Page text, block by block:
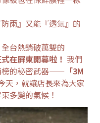
雨』又能『透氣』的
台熱銷破萬雙的
在屏東開幕啦！ 我們
榜的秘密武器—— 「3M
天，就讓店長來為大家
多變的氣候！